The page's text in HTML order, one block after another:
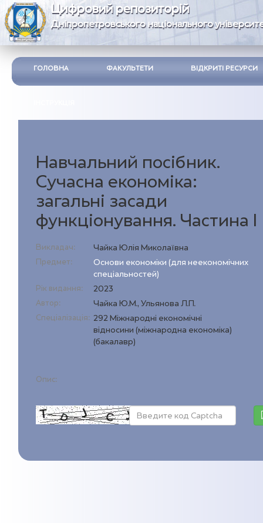
Цифровий репозиторій
Дніпропетровського національного
ГОЛОВНА ФАКУЛЬТЕТИ ВІДКРИТІ РЕСУРСИ
Навчальний посібник.
Сучасна економіка:
загальні засади
функціонування. Частина І
Викладач: Чайка Юлія Миколаївна
Предмет:
Основи економіки (для неекономічних
спеціальностей)
Рік видання: 2023
Автор: Чайка Ю.М., Ульянова Л.П.
Спеціалізація: 292 Міжнародні економічні
відносини (міжнародна економіка)
(бакалавр)
Опис: